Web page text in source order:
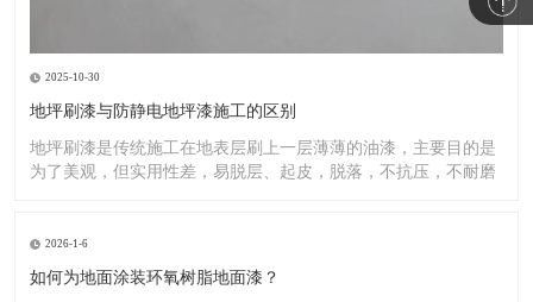
2025-10-30
地坪刷漆与防静电地坪漆施工的区别
地坪刷漆是传统施工在地表层刷上一层薄薄的油漆，主要目的是
为了美观，但实用性差，易脱层、起皮，脱落，不抗压，不耐磨
2026-1-6
如何为地面涂装环氧树脂地面漆？